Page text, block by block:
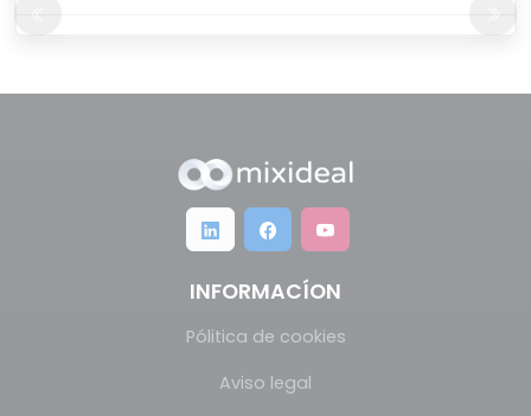
INFORMACÍON
Pólitica de cookies
Aviso legal